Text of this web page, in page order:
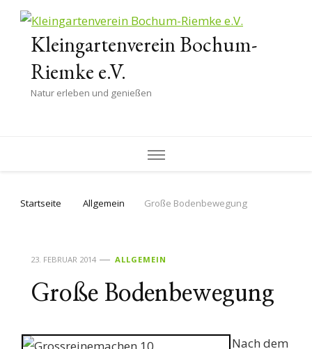
Kleingartenverein Bochum-
Riemke e.V.
Natur erleben und genießen
Startseite Allgemein Große Bodenbewegung
23. FEBRUAR 2014 ALLGEMEIN
Große Bodenbewegung
Nach dem